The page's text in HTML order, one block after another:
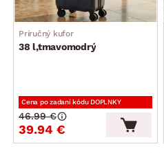
Príručný kufor
38 l,tmavomodrý
Cena po zadaní kódu DOPLNKY
39.94 €
46.99 €